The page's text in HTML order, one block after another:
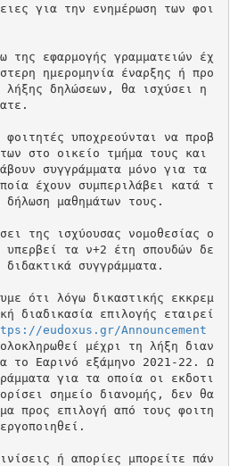
για την ενημέρωση των φοι
της εφαρμογής γραμματειών έχ
ημερομηνία έναρξης ή προ
λήξης δηλώσεων, θα ισχύσει η
υποχρεούνται να προβ
στο οικείο τμήμα τους και
συγγράμματα μόνο για τα
έχουν συμπεριλάβει κατά τ
μαθημάτων τους.
της ισχύουσας νομοθεσίας ο
υπερβεί τα ν+2 έτη σπουδών δε
συγγράμματα.
ότι λόγω δικαστικής εκκρεμ
διαδικασία επιλογής εταιρεί
eudoxus.gr/Announcement
μέχρι τη λήξη διαν
το Εαρινό εξάμηνο 2021-22. Ω
για τα οποία οι εκδοτι
σημείο διανομής, δεν θα
προς επιλογή από τους φοιτη
ή απορίες μπορείτε πάν